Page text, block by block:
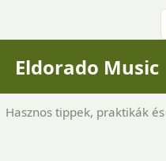
Eldorado Music
Hasznos tippek, praktikák